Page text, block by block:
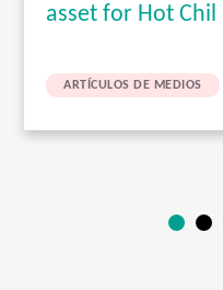
asset for Hot Chil
ARTÍCULOS DE MEDIOS